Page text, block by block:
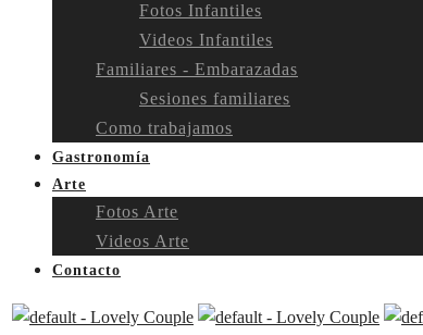
Fotos Infantiles
Videos Infantiles
Familiares - Embarazadas
Sesiones familiares
Como trabajamos
Gastronomía
Arte
Fotos Arte
Videos Arte
Contacto